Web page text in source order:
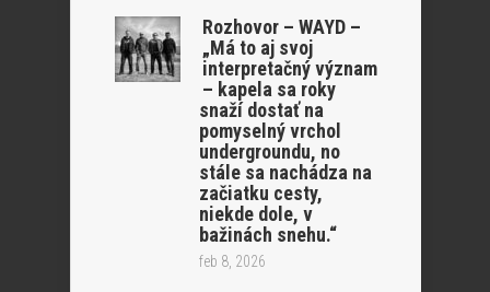
Rozhovor – WAYD –
„Má to aj svoj
interpretačný význam
– kapela sa roky
snaží dostať na
pomyselný vrchol
undergroundu, no
stále sa nachádza na
začiatku cesty,
niekde dole, v
bažinách snehu.“
feb 8, 2026